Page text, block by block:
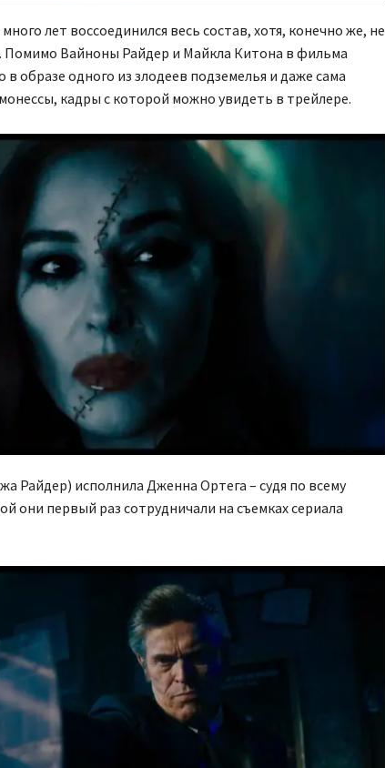
лет воссоединился весь состав, хотя, конечно же, не
Помимо Вайноны Райдер и Майкла Китона в фильма
образе одного из злодеев подземелья и даже сама
кадры с которой можно увидеть в трейлере.
Райдер) исполнила Дженна Ортега – судя по всему
они первый раз сотрудничали на съемках сериала